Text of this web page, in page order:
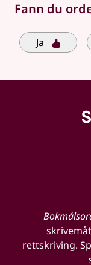
Fann du
Ja
rettskriving.